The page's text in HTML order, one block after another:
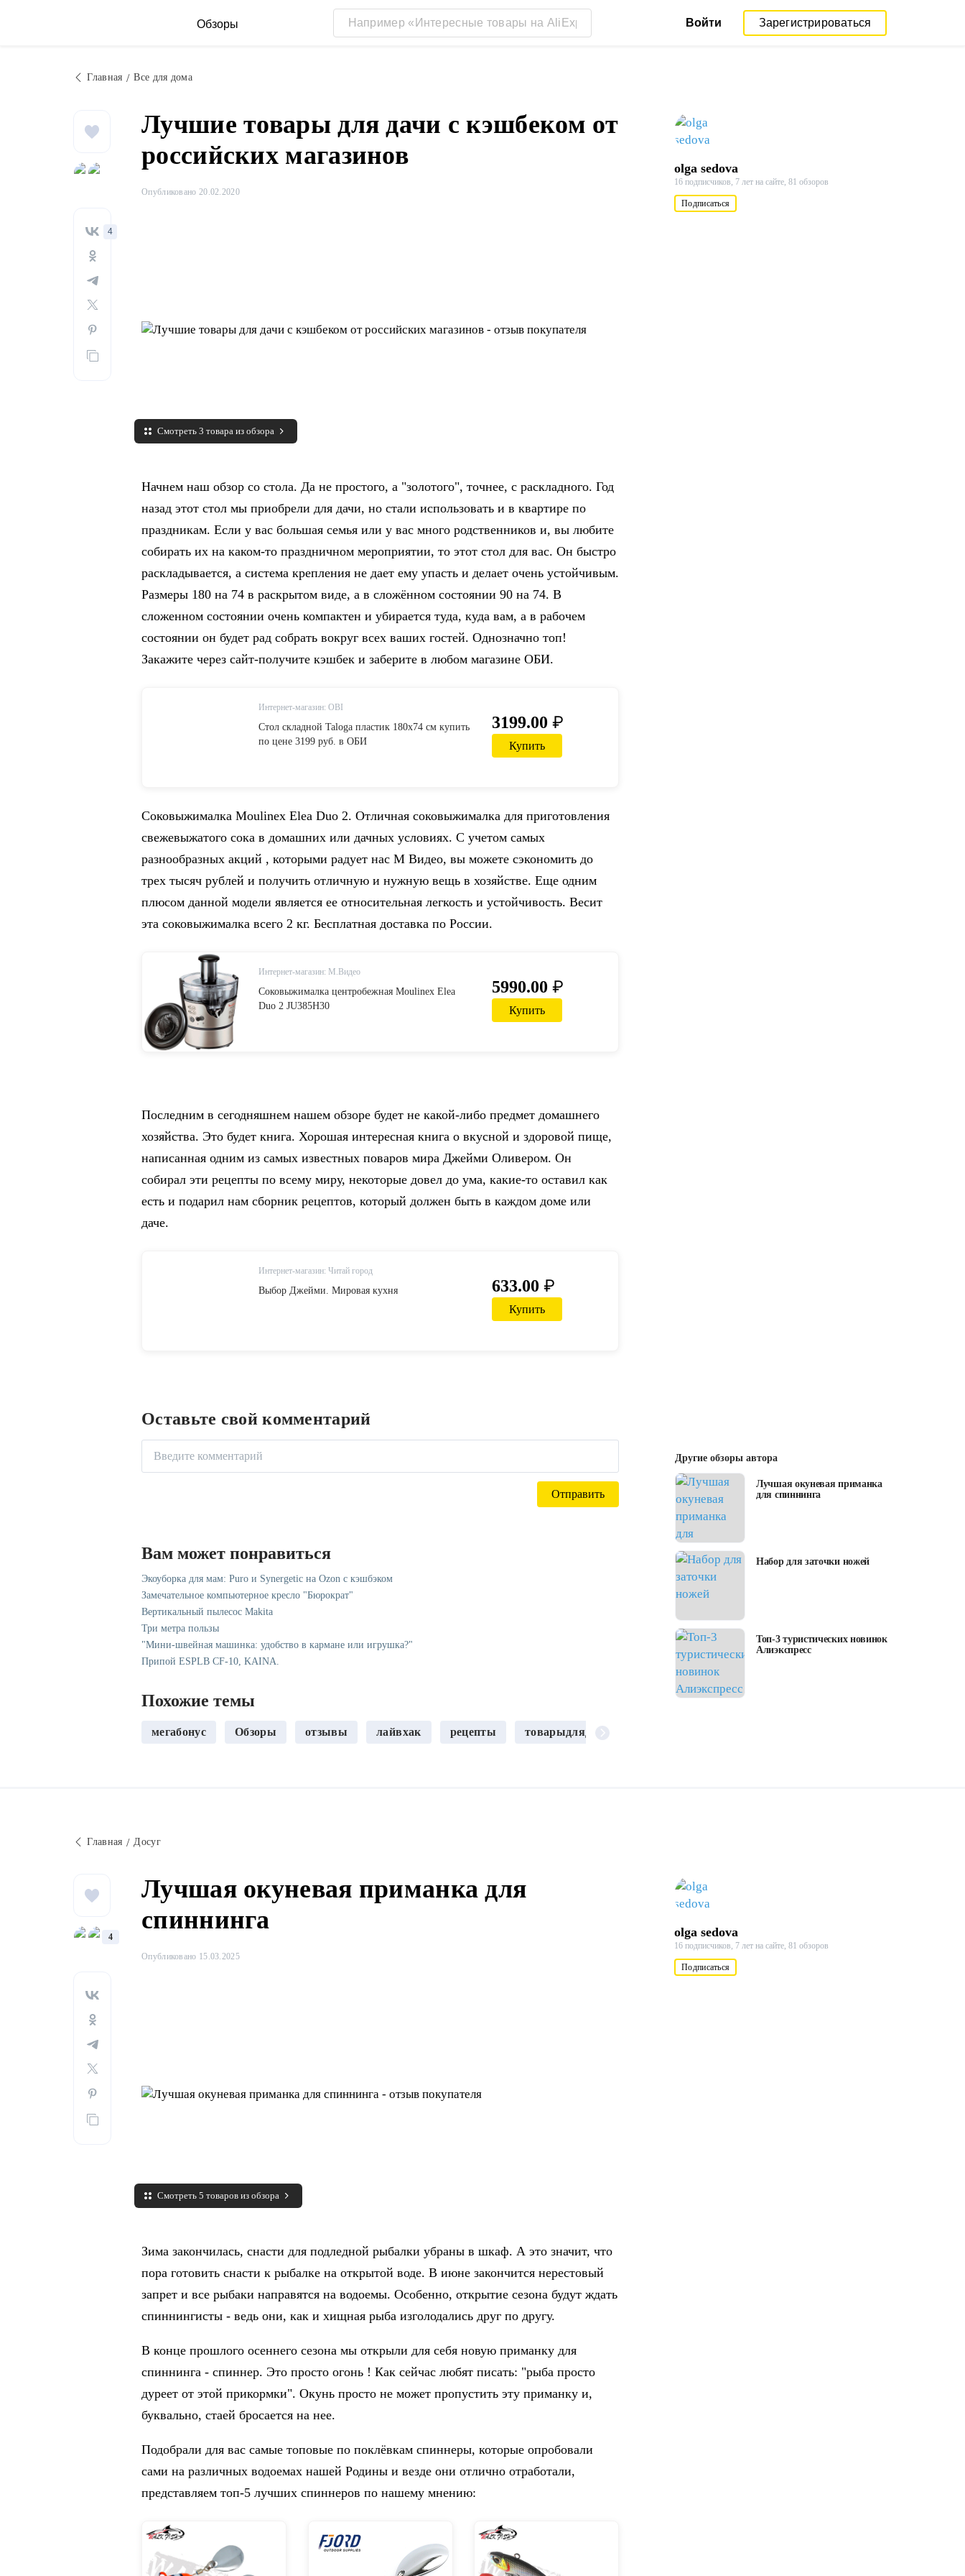
Обзоры Войти Зарегистрироваться
Главная Все для дома
4
Лучшие товары для дачи с кэшбеком от
российских магазинов
Опубликовано 20.02.2020
Смотреть 3 товара из обзора
Начнем наш обзор со стола. Да не простого, а "золотого", точнее, с раскладного. Год
назад этот стол мы приобрели для дачи, но стали использовать и в квартире по
праздникам. Если у вас большая семья или у вас много родственников и, вы любите
собирать их на каком-то праздничном мероприятии, то этот стол для вас. Он быстро
раскладывается, а система крепления не дает ему упасть и делает очень устойчивым.
Размеры 180 на 74 в раскрытом виде, а в сложённом состоянии 90 на 74. В
сложенном состоянии очень компактен и убирается туда, куда вам, а в рабочем
состоянии он будет рад собрать вокруг всех ваших гостей. Однозначно топ!
Закажите через сайт-получите кэшбек и заберите в любом магазине ОБИ.
Интернет-магазин: OBI
Стол складной Taloga пластик 180x74 см купить
по цене 3199 руб. в ОБИ
3199.00 ₽
Купить
Соковыжималка Moulinex Elea Duo 2. Отличная соковыжималка для приготовления
свежевыжатого сока в домашних или дачных условиях. С учетом самых
разнообразных акций , которыми радует нас М Видео, вы можете сэкономить до
трех тысяч рублей и получить отличную и нужную вещь в хозяйстве. Еще одним
плюсом данной модели является ее относительная легкость и устойчивость. Весит
эта соковыжималка всего 2 кг. Бесплатная доставка по России.
Интернет-магазин: М.Видео
Соковыжималка центробежная Moulinex Elea
Duo 2 JU385H30
5990.00 ₽
Купить
Последним в сегодняшнем нашем обзоре будет не какой-либо предмет домашнего
хозяйства. Это будет книга. Хорошая интересная книга о вкусной и здоровой пище,
написанная одним из самых известных поваров мира Джейми Оливером. Он
собирал эти рецепты по всему миру, некоторые довел до ума, какие-то оставил как
есть и подарил нам сборник рецептов, который должен быть в каждом доме или
даче.
Интернет-магазин: Читай город
Выбор Джейми. Мировая кухня 633.00 ₽
Купить
olga sedova
16 подписчиков, 7 лет на сайте, 81 обзоров
Подписаться
Оставьте свой комментарий
Вам может понравиться
Экоуборка для мам: Puro и Synergetic на Ozon с кэшбэком
Замечательное компьютерное кресло "Бюрократ"
Вертикальный пылесос Makita
Три метра пользы
"Мини-швейная машинка: удобство в кармане или игрушка?"
Припой ESPLB CF-10, KAINA.
Похожие темы
мегабонус Обзоры отзывы лайвхак рецепты товарыдлядома
Другие обзоры автора
Лучшая окуневая приманка
для спиннинга
Набор для заточки ножей
Топ-3 туристических новинок
Алиэкспресс
Главная Досуг
4
Лучшая окуневая приманка для
спиннинга
Опубликовано 15.03.2025
Смотреть 5 товаров из обзора
Зима закончилась, снасти для подледной рыбалки убраны в шкаф. А это значит, что
пора готовить снасти к рыбалке на открытой воде. В июне закончится нерестовый
запрет и все рыбаки направятся на водоемы. Особенно, открытие сезона будут ждать
спиннингисты - ведь они, как и хищная рыба изголодались друг по другу.
В конце прошлого осеннего сезона мы открыли для себя новую приманку для
спиннинга - спиннер. Это просто огонь ! Как сейчас любят писать: "рыба просто
дуреет от этой прикормки". Окунь просто не может пропустить эту приманку и,
буквально, стаей бросается на нее.
Подобрали для вас самые топовые по поклёвкам спиннеры, которые опробовали
сами на различных водоемах нашей Родины и везде они отлично отработали,
представляем топ-5 лучших спиннеров по нашему мнению:
olga sedova
16 подписчиков, 7 лет на сайте, 81 обзоров
Подписаться